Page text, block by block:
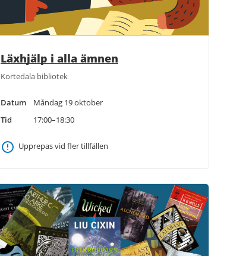
Läxhjälp i alla ämnen
Kortedala bibliotek
Datum
Måndag 19 oktober
Tid
17:00–18:30
Upprepas vid fler tillfällen